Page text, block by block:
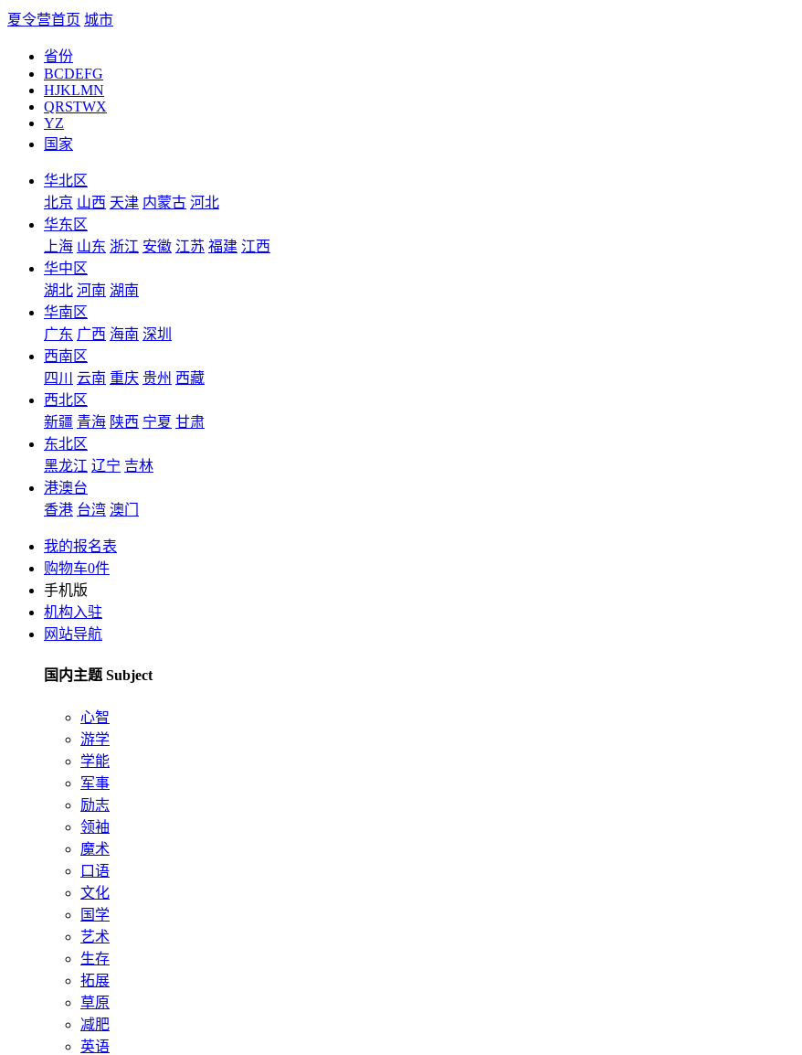
夏令营首页 城市
省份
BCDEFG
HJKLMN
QRSTWX
YZ
国家
华北区
北京 山西 天津 内蒙古 河北
华东区
上海 山东 浙江 安徽 江苏 福建 江西
华中区
湖北 河南 湖南
华南区
广东 广西 海南 深圳
西南区
四川
云南 重庆 贵州 西藏
西北区
新疆 青海 陕西 宁夏 甘肃
东北区
黑龙江 辽宁 吉林
港澳台
香港 台湾 澳门
我的报名表
购物车0件
手机版
机构入驻
网站导航
国内主题 Subject
心智
游学
学能
军事
励志
领袖
魔术
口语
文化
国学
艺术
生存
拓展
草原
减肥
英语